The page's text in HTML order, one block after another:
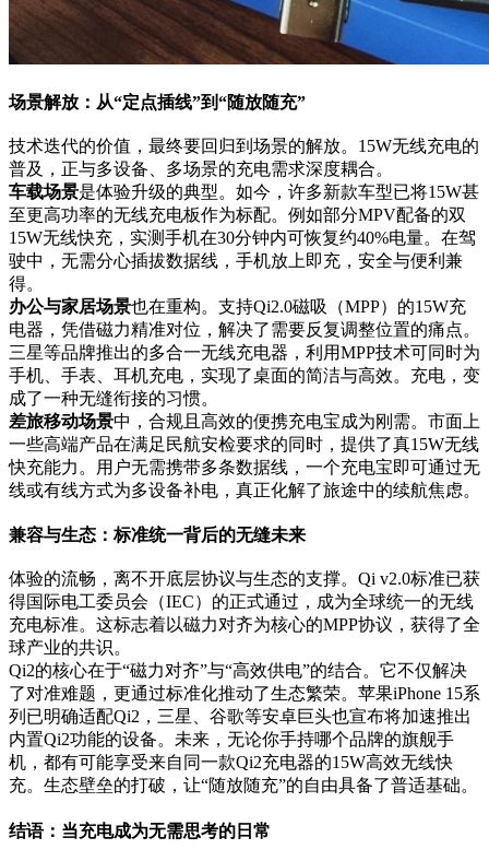
场景解放：从“定点插线”到“随放随充”
技术迭代的价值，最终要回归到场景的解放。15W无线充电的
普及，正与多设备、多场景的充电需求深度耦合。
车载场景是体验升级的典型。如今，许多新款车型已将15W甚
至更高功率的无线充电板作为标配。例如部分MPV配备的双
15W无线快充，实测手机在30分钟内可恢复约40%电量。在驾
驶中，无需分心插拔数据线，手机放上即充，安全与便利兼
得。
办公与家居场景也在重构。支持Qi2.0磁吸（MPP）的15W充
电器，凭借磁力精准对位，解决了需要反复调整位置的痛点。
三星等品牌推出的多合一无线充电器，利用MPP技术可同时为
手机、手表、耳机充电，实现了桌面的简洁与高效。充电，变
成了一种无缝衔接的习惯。
差旅移动场景中，合规且高效的便携充电宝成为刚需。市面上
一些高端产品在满足民航安检要求的同时，提供了真15W无线
快充能力。用户无需携带多条数据线，一个充电宝即可通过无
线或有线方式为多设备补电，真正化解了旅途中的续航焦虑。
兼容与生态：标准统一背后的无缝未来
体验的流畅，离不开底层协议与生态的支撑。Qi v2.0标准已获
得国际电工委员会（IEC）的正式通过，成为全球统一的无线
充电标准。这标志着以磁力对齐为核心的MPP协议，获得了全
球产业的共识。
Qi2的核心在于“磁力对齐”与“高效供电”的结合。它不仅解决
了对准难题，更通过标准化推动了生态繁荣。苹果iPhone 15系
列已明确适配Qi2，三星、谷歌等安卓巨头也宣布将加速推出
内置Qi2功能的设备。未来，无论你手持哪个品牌的旗舰手
机，都有可能享受来自同一款Qi2充电器的15W高效无线快
充。生态壁垒的打破，让“随放随充”的自由具备了普适基础。
结语：当充电成为无需思考的日常